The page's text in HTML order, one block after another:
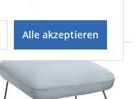
Alle akzeptieren